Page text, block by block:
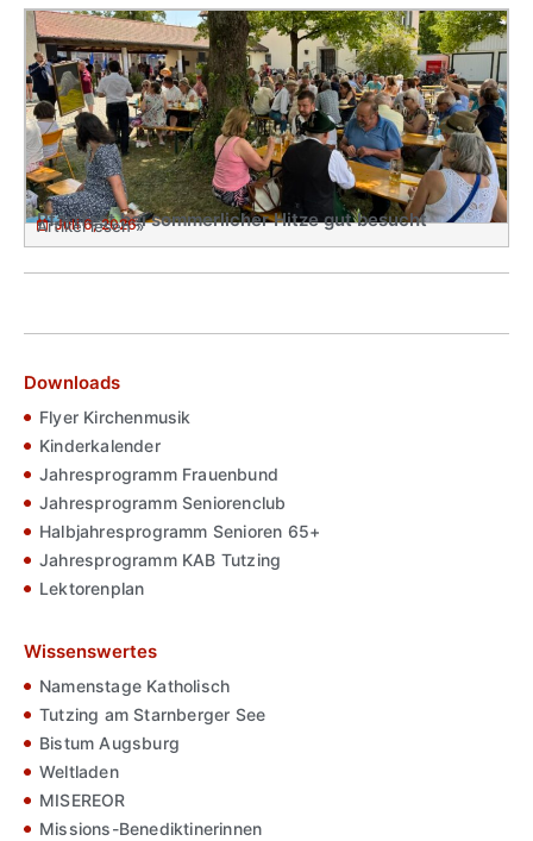
Pfarrfest bei sommerlicher Hitze gut besucht
Juli 6, 2026
Artikel lesen »
Downloads
Flyer Kirchenmusik
Kinderkalender
Jahresprogramm Frauenbund
Jahresprogramm Seniorenclub
Halbjahresprogramm Senioren 65+
Jahresprogramm KAB Tutzing
Lektorenplan
Wissenswertes
Namenstage Katholisch
Tutzing am Starnberger See
Bistum Augsburg
Weltladen
MISEREOR
Missions-Benediktinerinnen